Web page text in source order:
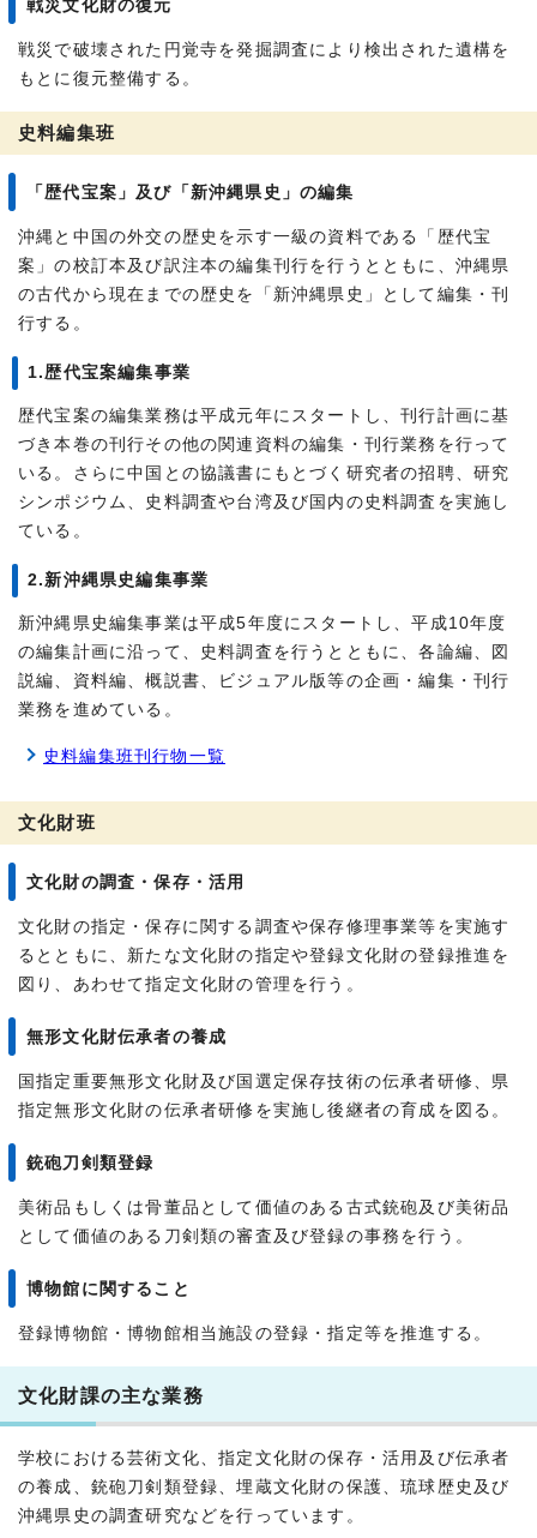
戦災文化財の復元
戦災で破壊された円覚寺を発掘調査により検出された遺構を
もとに復元整備する。
史料編集班
「歴代宝案」及び「新沖縄県史」の編集
沖縄と中国の外交の歴史を示す一級の資料である「歴代宝
案」の校訂本及び訳注本の編集刊行を行うとともに、沖縄県
の古代から現在までの歴史を「新沖縄県史」として編集・刊
行する。
1.歴代宝案編集事業
歴代宝案の編集業務は平成元年にスタートし、刊行計画に基
づき本巻の刊行その他の関連資料の編集・刊行業務を行って
いる。さらに中国との協議書にもとづく研究者の招聘、研究
シンポジウム、史料調査や台湾及び国内の史料調査を実施し
ている。
2.新沖縄県史編集事業
新沖縄県史編集事業は平成5年度にスタートし、平成10年度
の編集計画に沿って、史料調査を行うとともに、各論編、図
説編、資料編、概説書、ビジュアル版等の企画・編集・刊行
業務を進めている。
史料編集班刊行物一覧
文化財班
文化財の調査・保存・活用
文化財の指定・保存に関する調査や保存修理事業等を実施す
るとともに、新たな文化財の指定や登録文化財の登録推進を
図り、あわせて指定文化財の管理を行う。
無形文化財伝承者の養成
国指定重要無形文化財及び国選定保存技術の伝承者研修、県
指定無形文化財の伝承者研修を実施し後継者の育成を図る。
銃砲刀剣類登録
美術品もしくは骨董品として価値のある古式銃砲及び美術品
として価値のある刀剣類の審査及び登録の事務を行う。
博物館に関すること
登録博物館・博物館相当施設の登録・指定等を推進する。
文化財課の主な業務
学校における芸術文化、指定文化財の保存・活用及び伝承者
の養成、銃砲刀剣類登録、埋蔵文化財の保護、琉球歴史及び
沖縄県史の調査研究などを行っています。